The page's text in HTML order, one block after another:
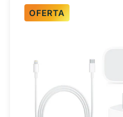
OFERTA
para